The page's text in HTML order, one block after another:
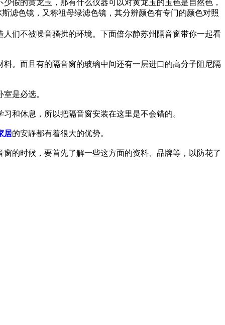
假的黄龙玉，那有什么仪器可以对黄龙玉的玉色是自然色，
滤色镜，又称祖母绿滤色镜，其分辨颜色有专门的颜色对照
人们不被噪音骚扰的环境。下面倍尔静苏州隔音窗带你一起看
料。而且有的隔音窗的玻璃中间还有一层进口的高分子阻尼隔
是必选。
和休息，所以把隔音窗安装在这里是不会错的。
居的安静都有着很大的优势。
的时候，要首先了解一些这方面的资料、品牌等，以防花了